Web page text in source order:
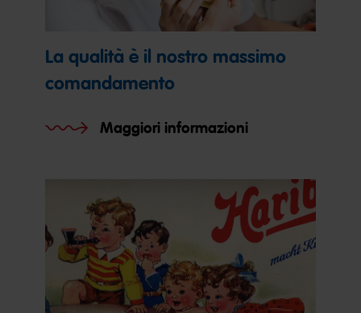
La qualità è il nostro massimo
comandamento
Maggiori informazioni